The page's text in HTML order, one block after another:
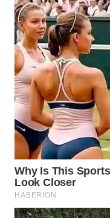
KELISTRIKAN
WALINKI
ID
MAWAKA
ID
MARTABAT
NET
PLN
WATCH